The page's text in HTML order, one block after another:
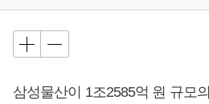
삼성물산이 1조2585억 원 규모